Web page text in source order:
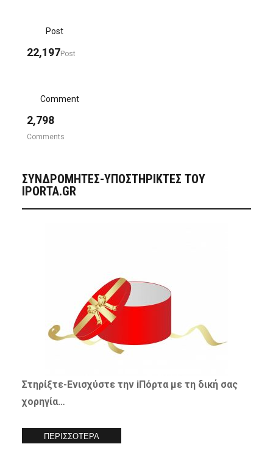
Post
22,197Post
Comment
2,798
Comments
ΣΥΝΔΡΟΜΗΤΈΣ-ΥΠΟΣΤΗΡΙΚΤΈΣ ΤΟΥ
IPORTA.GR
Στηρίξτε-Ενισχύστετην iΠόρτα με τη δική σας
χορηγία…
ΠΕΡΙΣΣΟΤΕΡΑ